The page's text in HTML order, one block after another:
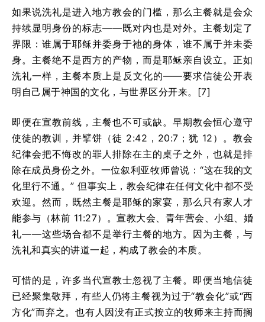
如果说洗礼是进入地方教会的门槛，那么主餐就是会众
持续显明身份的标志——既对内也是对外。主餐划定了
界限：谁属于耶稣并委身于祂的身体，谁不属于并未委
身。主餐绝不是西方的产物，而是耶稣亲自设立。正如
洗礼一样，主餐本质上是反文化的——要求信徒公开表
明自己属于神国的文化，与世界区分开来。[7]
即便在宣教前线，主餐也不可或缺。早期教会恒心遵守
使徒的教训，并擘饼（徒 2:42，20:7；犹 12）。教会
纪律会把不悔改的罪人排除在主的桌子之外，也就是排
除在成员身份之外。一位叙利亚牧师曾说：“这在我的文
化里行不通。” 但事实上，教会纪律在任何文化中都不受
欢迎。然而，既然主餐是耶稣的家宴，那么只有家人才
能参与（林前 11:27）。宣教大会、青年营会、小组、婚
礼——这些场合都不是举行主餐的地方。因为主餐，与
洗礼和真实的讲道一起，构成了教会的本质。
可惜的是，许多当代宣教士忽视了主餐。即便当地信徒
已经聚集敬拜，有些人仍将主餐视为过于“教会化”或“西
方化”而弃之。也有人因没有正式按立的牧师来主持而搁